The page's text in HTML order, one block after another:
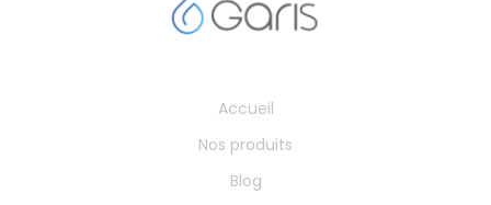
Accueil
Nos produits
Blog